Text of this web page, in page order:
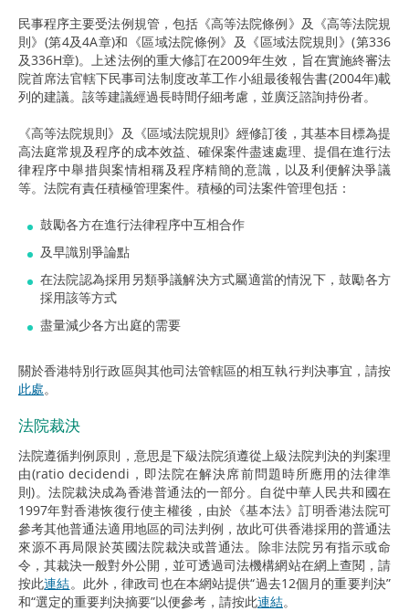
民事程序主要受法例規管，包括《高等法院條例》及《高等法院規
則》(第4及4A章)和《區域法院條例》及《區域法院規則》(第336
及336H章)。上述法例的重大修訂在2009年生效，旨在實施終審法
院首席法官轄下民事司法制度改革工作小組最後報告書(2004年)載
列的建議。該等建議經過長時間仔細考慮，並廣泛諮詢持份者。
《高等法院規則》及《區域法院規則》經修訂後，其基本目標為提
高法庭常規及程序的成本效益、確保案件盡速處理、提倡在進行法
律程序中舉措與案情相稱及程序精簡的意識，以及利便解決爭議
等。法院有責任積極管理案件。積極的司法案件管理包括：
鼓勵各方在進行法律程序中互相合作
及早識別爭論點
在法院認為採用另類爭議解決方式屬適當的情況下，鼓勵各方
採用該等方式
盡量減少各方出庭的需要
關於香港特別行政區與其他司法管轄區的相互執行判決事宜，請按
此處。
法院裁決
法院遵循判例原則，意思是下級法院須遵從上級法院判決的判案理
由(ratio decidendi，即法院在解決席前問題時所應用的法律準
則)。法院裁決成為香港普通法的一部分。自從中華人民共和國在
1997年對香港恢復行使主權後，由於《基本法》訂明香港法院可
參考其他普通法適用地區的司法判例，故此可供香港採用的普通法
來源不再局限於英國法院裁決或普通法。除非法院另有指示或命
令，其裁決一般對外公開，並可透過司法機構網站在網上查閱，請
按此連結。此外，律政司也在本網站提供“過去12個月的重要判決”
和“選定的重要判決摘要”以便參考，請按此連結。